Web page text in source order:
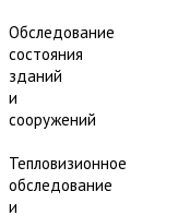
Обследование
состояния
зданий
и
сооружений
Тепловизионное
обследование
и